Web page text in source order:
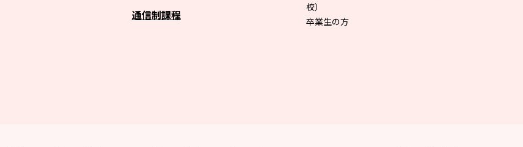
通信制課程
校）
卒業生の方